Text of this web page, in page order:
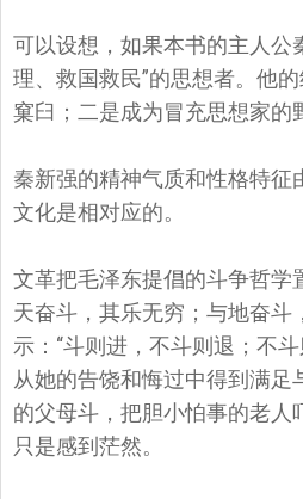
可以设想，如果本书的主人公
理、救国救民”的思想者。他
窠臼；二是成为冒充思想家的
秦新强的精神气质和性格特
文化是相对应的。
文革把毛泽东提倡的斗争哲学
天奋斗，其乐无穷； 与地奋斗
示：“斗则进，不斗则退；不斗
从她的告饶和悔过中得到满
的父母斗， 把胆小怕事的老人
只是感到茫然。